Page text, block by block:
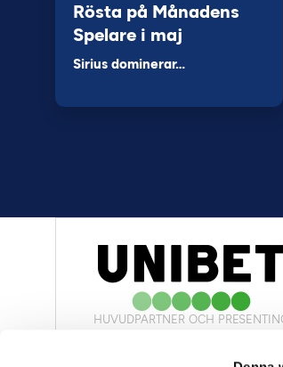
Rösta på Månadens
Spelare i maj
Sirius dominerar…
HUVUDPARTNER OCH